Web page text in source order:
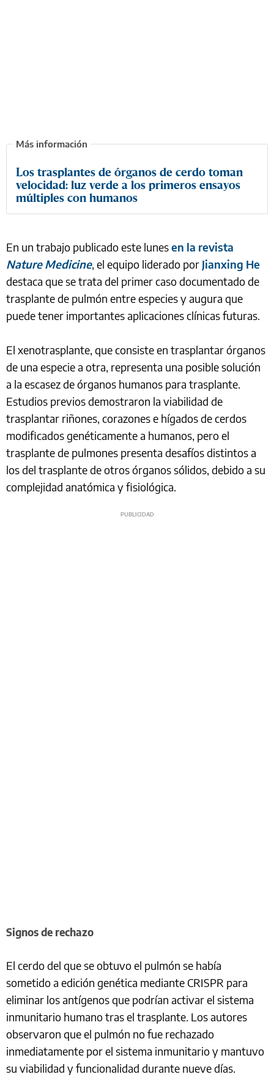
Los trasplantes de órganos de cerdo toman
velocidad: luz verde a los primeros ensayos
múltiples con humanos
En un trabajo publicado este lunesen la revista
Nature Medicine, el equipo liderado por Jianxing He
destaca que se trata del primer caso documentado de
trasplante de pulmón entre especies y augura que
puede tener importantes aplicaciones clínicas futuras.
El xenotrasplante, que consiste en trasplantar órganos
de una especie a otra, representa una posible solución
a la escasez de órganos humanos para trasplante.
Estudios previos demostraron la viabilidad de
trasplantar riñones, corazones e hígados de cerdos
modificados genéticamente a humanos, pero el
trasplante de pulmones presenta desafíos distintos a
los del trasplante de otros órganos sólidos, debido a su
complejidad anatómica y fisiológica.
Signos de rechazo
El cerdo del que se obtuvo el pulmón se había
sometido a edición genética mediante CRISPR para
eliminar los antígenos que podrían activar el sistema
inmunitario humano tras el trasplante. Los autores
observaron que el pulmón no fue rechazado
inmediatamente por el sistema inmunitario y mantuvo
su viabilidad y funcionalidad durante nueve días.